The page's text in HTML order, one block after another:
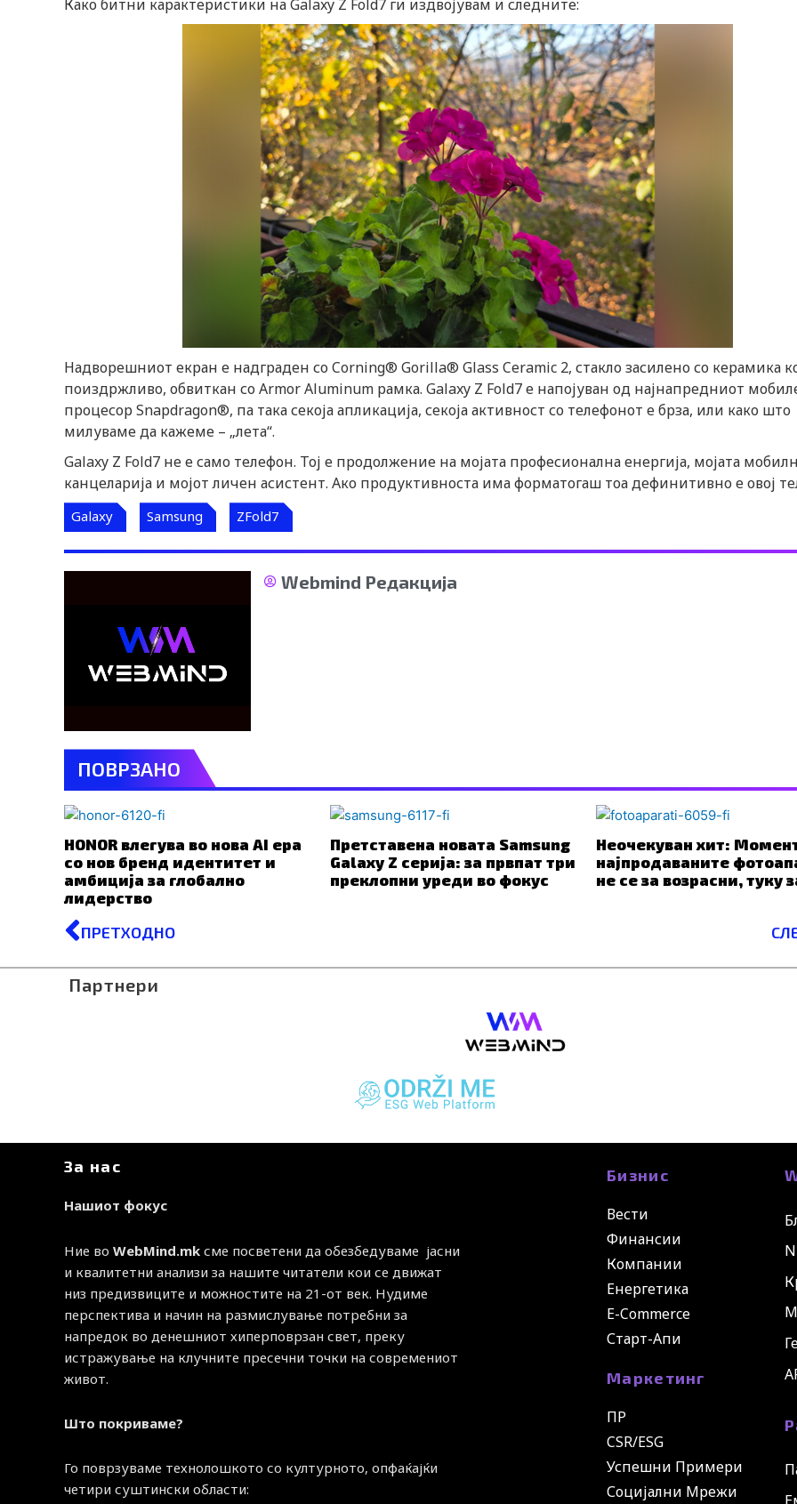
Како битни карактеристики на Galaxy Z Fold7 ги издвојувам и следните:
Надворешниот екран е надграден со Corning® Gorilla® Glass Ceramic 2, стакло засилено со керамика
поиздржливо, обвиткан со Armor Aluminum рамка. Galaxy Z Fold7 е напојуван од најнапредниот
процесор Snapdragon®, па така секоја апликација, секоја активност со телефонот е брза, или како што
милуваме да кажеме – „лета“.
Galaxy Z Fold7 не е само телефон. Тој е продолжение на мојата професионална енергија, мојата
канцеларија и мојот личен асистент. Ако продуктивноста има форматогаш тоа дефинитивно е овој
Galaxy Samsung ZFold7
Webmind Редакција
ПОВРЗАНО
HONOR влегува во нова AI ера
со нов бренд идентитет и
амбиција за глобално
лидерство
Претставена новата Samsung
Galaxy Z серија: за првпат три
преклопни уреди во фокус
Неочекуван хит:
најпродаваните
не се за возрасни, туку
Prev
ПРЕТХОДНО
Партнери
За нас
Нашиот фокус
Ние во WebMind.mk сме посветени да обезбедуваме јасни
и квалитетни анализи за нашите читатели кои се движат
низ предизвиците и можностите на 21-от век. Нудиме
перспектива и начин на размислување потребни за
напредок во денешниот хиперповрзан свет, преку
истражување на клучните пресечни точки на современиот
живот.
Што покриваме?
Го поврзуваме технолошкото со културното, опфаќајќи
четири суштински области:
Бизнис
Вести
Финансии
Компании
Енергетика
E-Commerce
Старт-Апи
Маркетинг
ПР
CSR/ESG
Успешни Примери
Социјални Мрежи